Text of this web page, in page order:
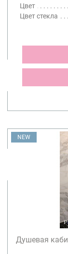
Цвет
Цвет стекла
NEW
Душевая